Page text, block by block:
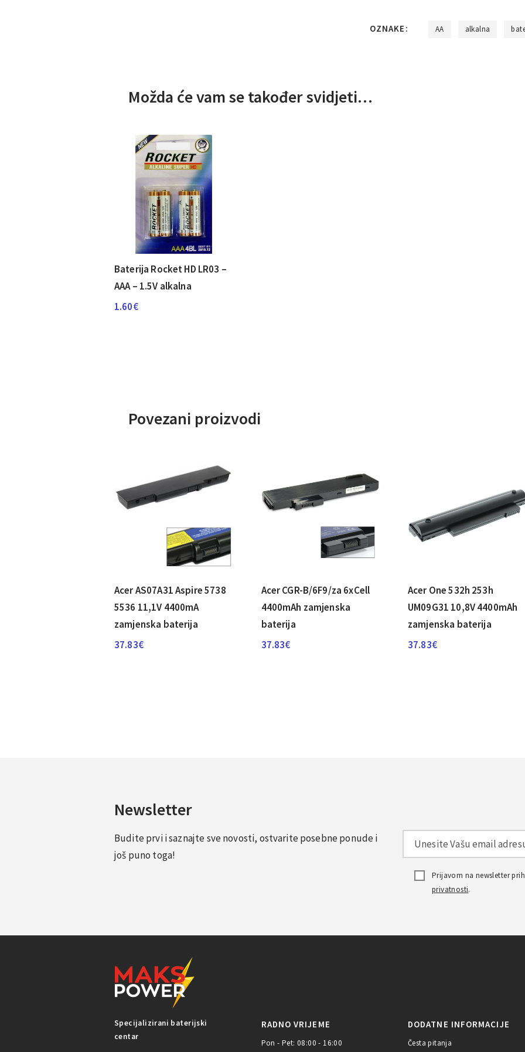
OZNAKE: AA alkalna
Možda će vam se također svidjeti…
Baterija Rocket HD LR03 –
AAA – 1.5V alkalna
1.60€
Povezani proizvodi
Acer AS07A31 Aspire 5738
5536 11,1V 4400mA
zamjenska baterija
37.83€
Acer CGR-B/­6F9/­za 6xCell
4400mAh zamjenska
baterija
37.83€
Acer One 532h 253h
UM09G31 10,8V 4400mAh
zamjenska baterija
37.83€
Newsletter
Budite prvi i saznajte sve novosti, ostvarite posebne ponude i
još puno toga!
Prijavom na newsletter
privatnosti.
Specijalizirani baterijski
centar
RADNO VRIJEME
Pon - Pet: 08:00 - 16:00
DODATNE INFORMACIJE
Česta pitanja